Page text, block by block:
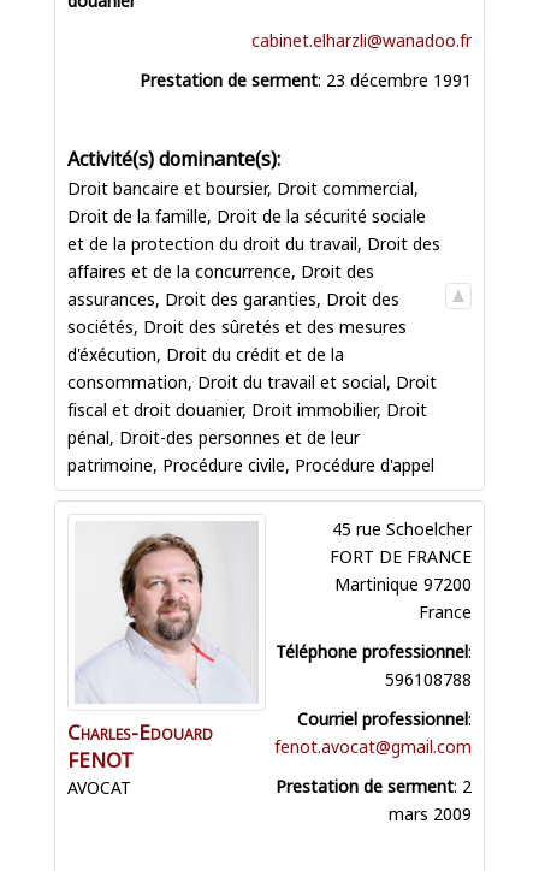
cabinet.elharzli@wanadoo.fr
Prestation de serment: 23 décembre 1991
Droit bancaire et boursier, Droit commercial,
Droit de la famille, Droit de la sécurité sociale
et de la protection du droit du travail, Droit des
affaires et de la concurrence, Droit des
assurances, Droit des garanties, Droit des
sociétés, Droit des sûretés et des mesures
d'éxécution, Droit du crédit et de la
consommation, Droit du travail et social, Droit
fiscal et droit douanier, Droit immobilier, Droit
pénal, Droit-des personnes et de leur
patrimoine, Procédure civile, Procédure d'appel
Charles-Edouard
FENOT
AVOCAT
45 rue Schoelcher
FORT DE FRANCE
Martinique 97200
France
Téléphone professionnel:
596108788
Courriel professionnel:
fenot.avocat@gmail.com
Prestation de serment: 2
mars 2009